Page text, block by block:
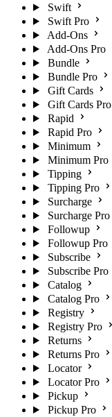
Swift
Swift Pro
Add-Ons
Add-Ons Pro
Bundle
Bundle Pro
Gift Cards
Gift Cards Pro
Rapid
Rapid Pro
Minimum
Minimum Pro
Tipping
Tipping Pro
Surcharge
Surcharge Pro
Followup
Followup Pro
Subscribe
Subscribe Pro
Catalog
Catalog Pro
Registry
Registry Pro
Returns
Returns Pro
Locator
Locator Pro
Pickup
Pickup Pro